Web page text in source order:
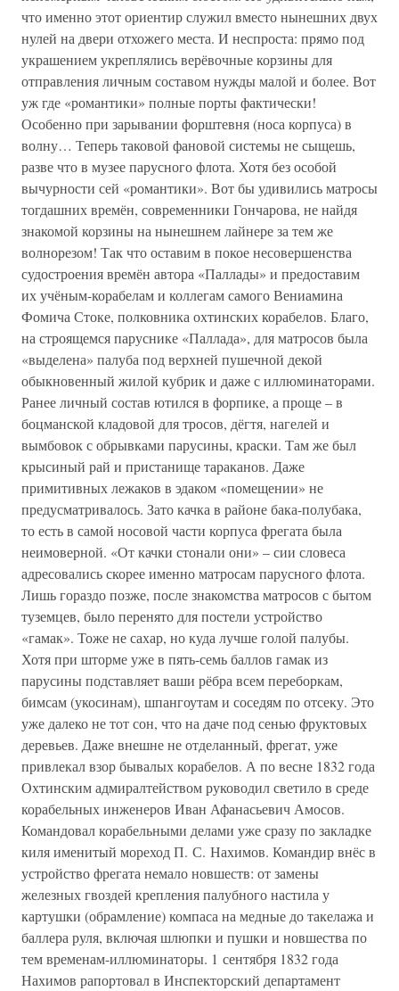
что именно этот ориентир служил вместо нынешних двух
нулей на двери отхожего места. И неспроста: прямо под
украшением укреплялись верёвочные корзины для
отправления личным составом нужды малой и более. Вот
уж где «романтики» полные порты фактически!
Особенно при зарывании форштевня (носа корпуса) в
волну… Теперь таковой фановой системы не сыщешь,
разве что в музее парусного флота. Хотя без особой
вычурности сей «романтики». Вот бы удивились матросы
тогдашних времён, современники Гончарова, не найдя
знакомой корзины на нынешнем лайнере за тем же
волнорезом! Так что оставим в покое несовершенства
судостроения времён автора «Паллады» и предоставим
их учёным-корабелам и коллегам самого Вениамина
Фомича Стоке, полковника охтинских корабелов. Благо,
на строящемся паруснике «Паллада», для матросов была
«выделена» палуба под верхней пушечной декой
обыкновенный жилой кубрик и даже с иллюминаторами.
Ранее личный состав ютился в форпике, а проще – в
боцманской кладовой для тросов, дёгтя, нагелей и
вымбовок с обрывками парусины, краски. Там же был
крысиный рай и пристанище тараканов. Даже
примитивных лежаков в эдаком «помещении» не
предусматривалось. Зато качка в районе бака-полубака,
то есть в самой носовой части корпуса фрегата была
неимоверной. «От качки стонали они» – сии словеса
адресовались скорее именно матросам парусного флота.
Лишь гораздо позже, после знакомства матросов с бытом
туземцев, было перенято для постели устройство
«гамак». Тоже не сахар, но куда лучше голой палубы.
Хотя при шторме уже в пять-семь баллов гамак из
парусины подставляет ваши рёбра всем переборкам,
бимсам (укосинам), шпангоутам и соседям по отсеку. Это
уже далеко не тот сон, что на даче под сенью фруктовых
деревьев. Даже внешне не отделанный, фрегат, уже
привлекал взор бывалых корабелов. А по весне 1832 года
Охтинским адмиралтейством руководил светило в среде
корабельных инженеров Иван Афанасьевич Амосов.
Командовал корабельными делами уже сразу по закладке
киля именитый мореход П. С. Нахимов. Командир внёс в
устройство фрегата немало новшеств: от замены
железных гвоздей крепления палубного настила у
картушки (обрамление) компаса на медные до такелажа и
баллера руля, включая шлюпки и пушки и новшества по
тем временам-иллюминаторы. 1 сентября 1832 года
Нахимов рапортовал в Инспекторский департамент